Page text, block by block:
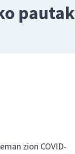
pautak
zion COVID-